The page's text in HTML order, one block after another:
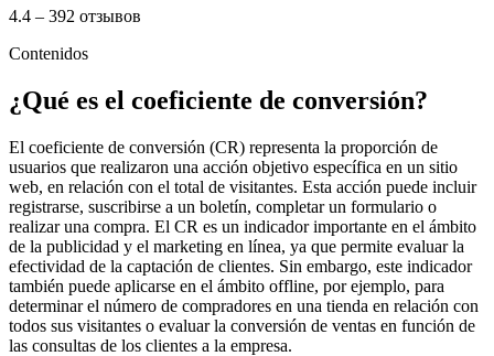
4.4 – 392 отзывов
Contenidos
¿Qué es el coeficiente de conversión?
El coeficiente de conversión (CR) representa la proporción de
usuarios que realizaron una acción objetivo específica en un sitio
web, en relación con el total de visitantes. Esta acción puede incluir
registrarse, suscribirse a un boletín, completar un formulario o
realizar una compra. El CR es un indicador importante en el ámbito
de la publicidad y el marketing en línea, ya que permite evaluar la
efectividad de la captación de clientes. Sin embargo, este indicador
también puede aplicarse en el ámbito offline, por ejemplo, para
determinar el número de compradores en una tienda en relación con
todos sus visitantes o evaluar la conversión de ventas en función de
las consultas de los clientes a la empresa.